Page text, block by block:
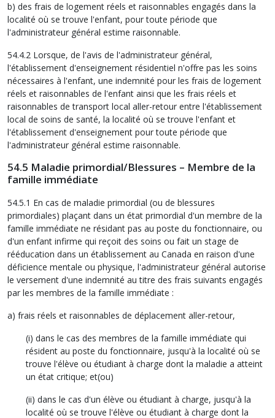
b) des frais de logement réels et raisonnables engagés dans la
localité où se trouve l'enfant, pour toute période que
l'administrateur général estime raisonnable.
54.4.2 Lorsque, de l'avis de l'administrateur général,
l'établissement d'enseignement résidentiel n'offre pas les soins
nécessaires à l'enfant, une indemnité pour les frais de logement
réels et raisonnables de l'enfant ainsi que les frais réels et
raisonnables de transport local aller-retour entre l'établissement
local de soins de santé, la localité où se trouve l'enfant et
l'établissement d'enseignement pour toute période que
l'administrateur général estime raisonnable.
54.5 Maladie primordial/Blessures – Membre de la
famille immédiate
54.5.1 En cas de maladie primordial (ou de blessures
primordiales) plaçant dans un état primordial d'un membre de la
famille immédiate ne résidant pas au poste du fonctionnaire, ou
d'un enfant infirme qui reçoit des soins ou fait un stage de
rééducation dans un établissement au Canada en raison d'une
déficience mentale ou physique, l'administrateur général autorise
le versement d'une indemnité au titre des frais suivants engagés
par les membres de la famille immédiate :
a) frais réels et raisonnables de déplacement aller-retour,
(i) dans le cas des membres de la famille immédiate qui
résident au poste du fonctionnaire, jusqu'à la localité où se
trouve l'élève ou étudiant à charge dont la maladie a atteint
un état critique; et(ou)
(ii) dans le cas d'un élève ou étudiant à charge, jusqu'à la
localité où se trouve l'élève ou étudiant à charge dont la